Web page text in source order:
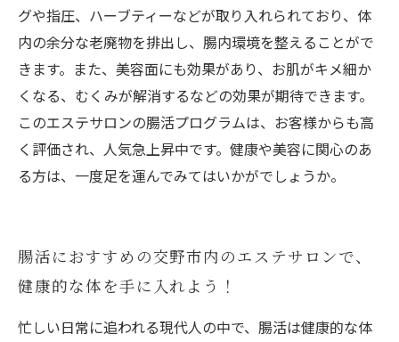
グや指圧、ハーブティーなどが取り入れられており、体
内の余分な老廃物を排出し、腸内環境を整えることがで
きます。また、美容面にも効果があり、お肌がキメ細か
くなる、むくみが解消するなどの効果が期待できます。
このエステサロンの腸活プログラムは、お客様からも高
く評価され、人気急上昇中です。健康や美容に関心のあ
る方は、一度足を運んでみてはいかがでしょうか。
腸活におすすめの交野市内のエステサロンで、
健康的な体を手に入れよう！
忙しい日常に追われる現代人の中で、腸活は健康的な体